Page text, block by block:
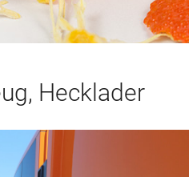
Hecklader